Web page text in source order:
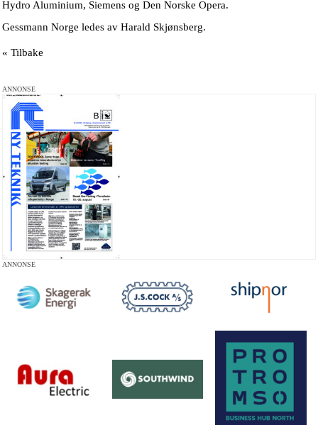
Hydro Aluminium, Siemens og Den Norske Opera.
Gessmann Norge ledes av Harald Skjønsberg.
« Tilbake
ANNONSE
ANNONSE